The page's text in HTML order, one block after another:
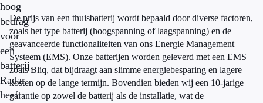
hoog
bedrag
voor
een
batterij.
Radar
heeft
De prijs van een thuisbatterij wordt bepaald door diverse factoren,
zoals het type batterij (hoogspanning of laagspanning) en de
geavanceerde functionaliteiten van ons Energie Management
Systeem (EMS). Onze batterijen worden geleverd met een EMS
zoals Bliq, dat bijdraagt aan slimme energiebesparing en lagere
kosten op de lange termijn. Bovendien bieden wij een 10-jarige
garantie op zowel de batterij als de installatie, wat de